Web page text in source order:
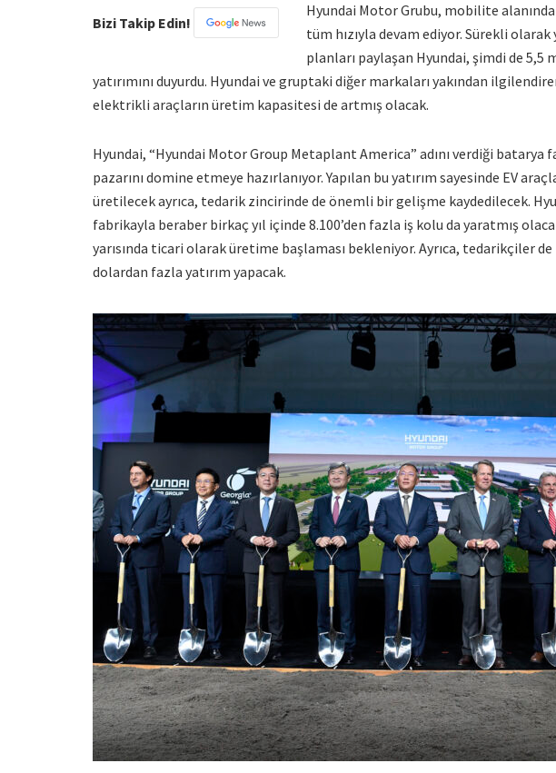
Bizi Takip Edin!
Hyundai Motor Grubu, mobilite
tüm hızıyla devam ediyor. Sürekli
planları paylaşan Hyundai, şimdi de 5,5
yatırımını duyurdu. Hyundai ve gruptaki diğer markaları yakından
elektrikli araçların üretim kapasitesi de artmış olacak.
Hyundai, “Hyundai Motor Group Metaplant America” adını verdiği batarya
pazarını domine etmeye hazırlanıyor. Yapılan bu yatırım sayesinde EV
üretilecek ayrıca, tedarik zincirinde de önemli bir gelişme kaydedilecek.
fabrikayla beraber birkaç yıl içinde 8.100’den fazla iş kolu da yaratmış
yarısında ticari olarak üretime başlaması bekleniyor. Ayrıca, tedarikçiler
dolardan fazla yatırım yapacak.